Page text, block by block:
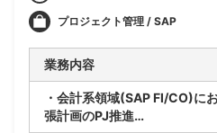
プロジェクト管理 / SAP
業務内容
・会計系領域(SAP FI/CO)に
張計画のPJ推進